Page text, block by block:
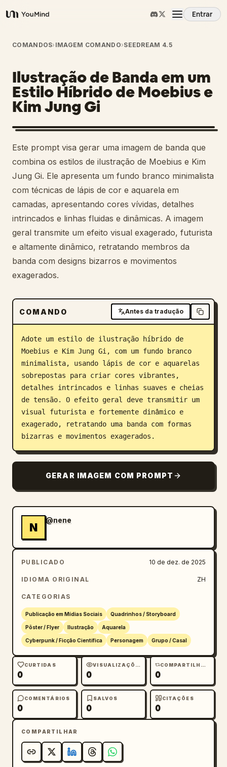
YouMind
Entrar
Visão Geral
Casos de Uso
Habilidades
Prompts
Preços
Baixar
Blog
Atualizações
COMANDOS› IMAGEM COMANDO›SEEDREAM 4.5
Ilustração de Banda em um
Estilo Híbrido de Moebius e
Kim Jung Gi
Este prompt visa gerar uma imagem de banda que
combina os estilos de ilustração de Moebius e Kim
Jung Gi. Ele apresenta um fundo branco minimalista
com técnicas de lápis de cor e aquarela em
camadas, apresentando cores vívidas, detalhes
intrincados e linhas fluidas e dinâmicas. A imagem
geral transmite um efeito visual exagerado, futurista
e altamente dinâmico, retratando membros da
banda com designs bizarros e movimentos
exagerados.
COMANDO Antes da tradução
Adote um estilo de ilustração híbrido de
Moebius e Kim Jung Gi, com um fundo branco
minimalista, usando lápis de cor e aquarelas
sobrepostas para criar cores vibrantes,
detalhes intrincados e linhas suaves e cheias
de tensão. O efeito geral deve transmitir um
visual futurista e fortemente dinâmico e
exagerado, retratando uma banda com formas
bizarras e movimentos exagerados.
GERAR IMAGEM COM PROMPT
N
@nene
PUBLICADO 10 de dez. de 2025
IDIOMA ORIGINAL ZH
CATEGORIAS
Publicação em Mídias Sociais Quadrinhos / Storyboard
Pôster / Flyer Ilustração Aquarela
Cyberpunk / Ficção Científica Personagem Grupo / Casal
CURTIDAS
0
VISUALIZAÇÕES
0
COMPARTILHAMENTOS
0
COMENTÁRIOS
0
SALVOS
0
CITAÇÕES
0
COMPARTILHAR